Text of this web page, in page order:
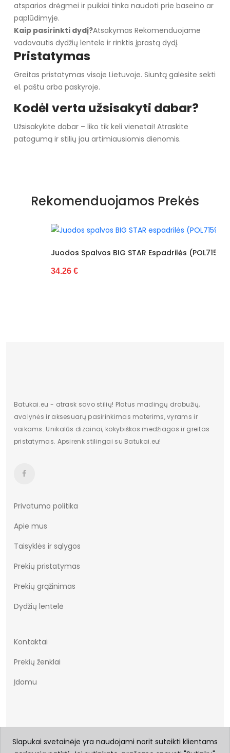
atsparios drėgmei ir puikiai tinka naudoti prie baseino ar
paplūdimyje.
Kaip pasirinkti dydį?Atsakymas Rekomenduojame
vadovautis dydžių lentele ir rinktis įprastą dydį.
Pristatymas
Greitas pristatymas visoje Lietuvoje. Siuntą galėsite sekti
el. paštu arba paskyroje.
Kodėl verta užsisakyti dabar?
Užsisakykite dabar – liko tik keli vienetai! Atraskite
patogumą ir stilių jau artimiausiomis dienomis.
Rekomenduojamos Prekės
Juodos Spalvos BIG STAR Espadrilės (POL71594)
Batukai.eu - atrask savo stilių! Platus madingų drabužių,
avalynės ir aksesuarų pasirinkimas moterims, vyrams ir
vaikams. Unikalūs dizainai, kokybiškos medžiagos ir greitas
pristatymas. Apsirenk stilingai su Batukai.eu!
Privatumo politika
Apie mus
Taisyklės ir sąlygos
Prekių pristatymas
Prekių grąžinimas
Dydžių lentelė
Kontaktai
Prekių ženklai
Įdomu
Slapukai svetainėje yra naudojami norit suteikti klientams